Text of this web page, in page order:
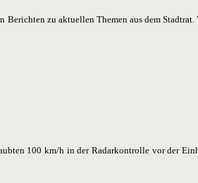
zu aktuellen Themen aus dem
100 km/h in der Radarkontrolle vor der